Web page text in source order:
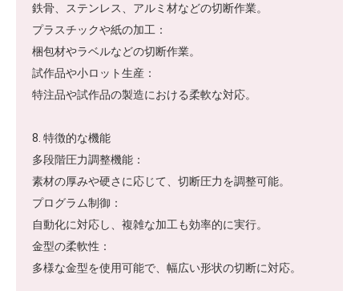
鉄骨、ステンレス、アルミ材などの切断作業。
プラスチックや紙の加工：
梱包材やラベルなどの切断作業。
試作品や小ロット生産：
特注品や試作品の製造における柔軟な対応。
8. 特徴的な機能
多段階圧力調整機能：
素材の厚みや硬さに応じて、切断圧力を調整可能。
プログラム制御：
自動化に対応し、複雑な加工も効率的に実行。
金型の柔軟性：
多様な金型を使用可能で、幅広い形状の切断に対応。